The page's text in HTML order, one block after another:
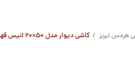
هرمس تبریز کاشی دیوار مدل ۵۰×۲۰ انیس قهوه ای